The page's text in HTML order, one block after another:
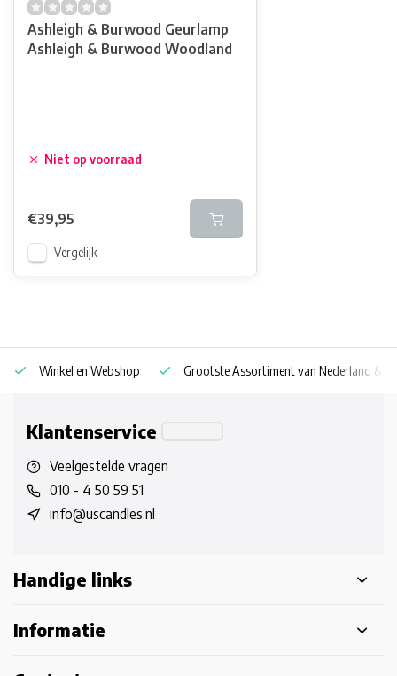
Ashleigh & Burwood Geurlamp
Ashleigh & Burwood Woodland
Niet op voorraad
€39,95
Vergelijk
Winkel en Webshop Grootste Assortiment van Nederland &
Klantenservice
Veelgestelde vragen
010 - 4 50 59 51
info@uscandles.nl
Handige links
Informatie